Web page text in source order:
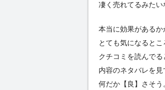
凄く売れてるみたい
本当に効果があるか
とても気になるとこ
クチコミを読んでる
内容のネタバレを見
何だか【良】さそう